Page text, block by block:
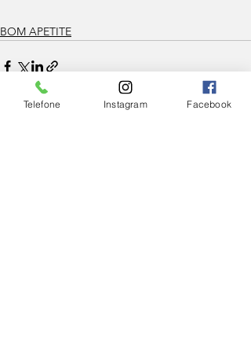
BOM APETITE
Telefone Instagram Facebook